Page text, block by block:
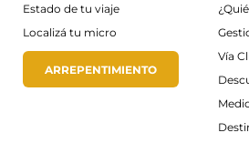
Estado de tu viaje
Localizá tu micro
ARREPENTIMIENTO
Vía